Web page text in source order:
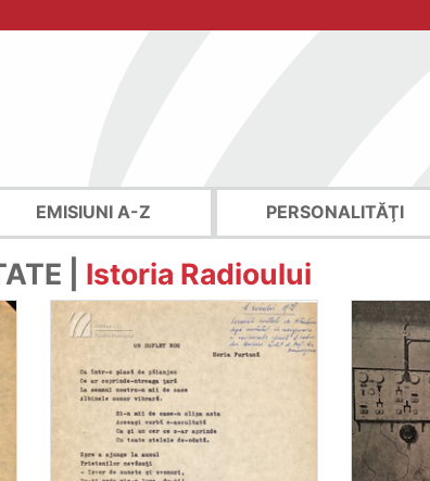
EMISIUNI A-Z PERSONALITĂŢI
| Istoria Radioului